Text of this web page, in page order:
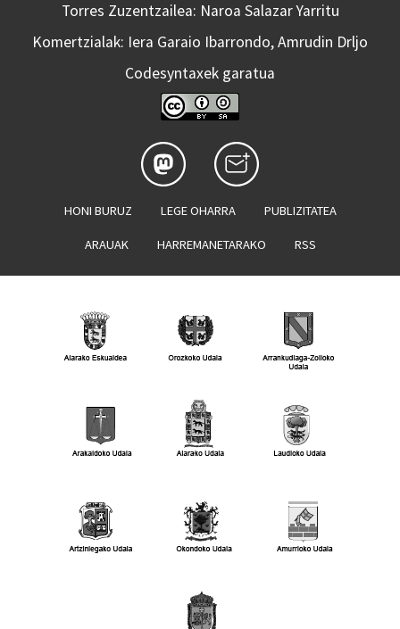
Torres Zuzentzailea: Naroa Salazar Yarritu
Komertzialak: Iera Garaio Ibarrondo, Amrudin Drljo
Codesyntaxek garatua
HONI BURUZ LEGE OHARRA PUBLIZITATEA
ARAUAK HARREMANETARAKO RSS